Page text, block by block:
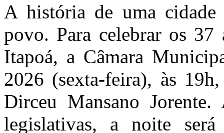
A história de uma cidade
povo. Para celebrar os 37
Itapoá, a Câmara
2026 (sexta-feira), às
Dirceu Mansano
legislativas, a noite será